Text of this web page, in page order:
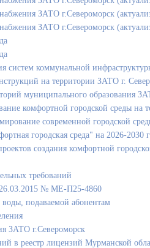
ЗАТО г.Североморск
ЗАТО г.Североморск
систем коммунальной
на территории ЗАТО г.
муниципального образования
комфортной городской среды на
современной городской
городская среда" на 2026-2030
создания комфортной
требований
№ МЕ-П25-4860
подаваемой абонентам
ЗАТО г.Североморск
в реестр лицензий Мурманской